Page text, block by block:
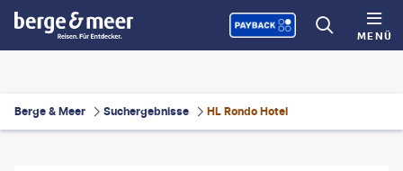
MENÜ
Berge & Meer Suchergebnisse HL Rondo Hotel